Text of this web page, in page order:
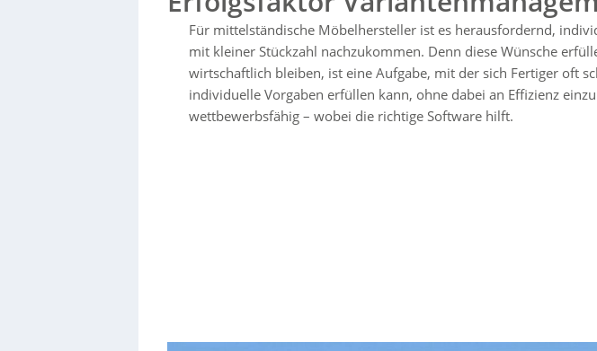
Für mittelständische Möbelhersteller ist es herausfordernd,
mit kleiner Stückzahl nachzukommen. Denn diese Wünsche
wirtschaftlich bleiben, ist eine Aufgabe, mit der sich Fertiger oft
individuelle Vorgaben erfüllen kann, ohne dabei an Effizienz
wettbewerbsfähig – wobei die richtige Software hilft.